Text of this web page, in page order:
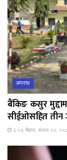
अपराध
बैंकिङ कसुर
सीईओसहित तीन
६:५३ बिहान, साउन २२,